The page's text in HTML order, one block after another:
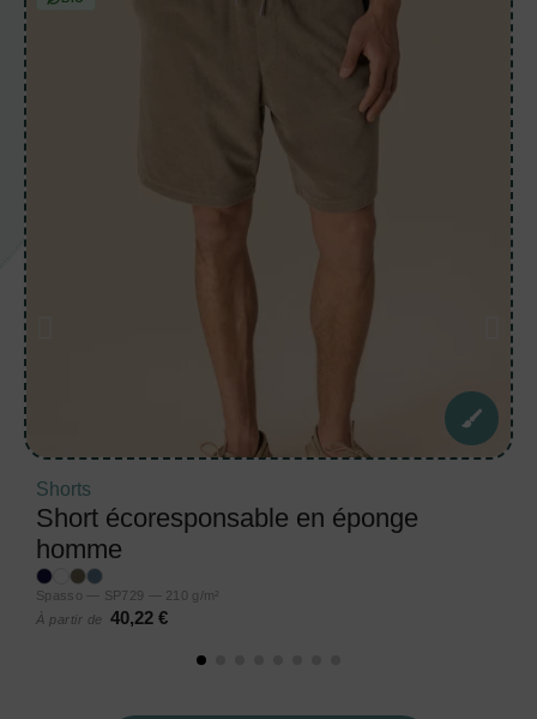
Shorts
Short écoresponsable en éponge
homme
Spasso — SP729 — 210 g/m²
À partir de
40,22 €